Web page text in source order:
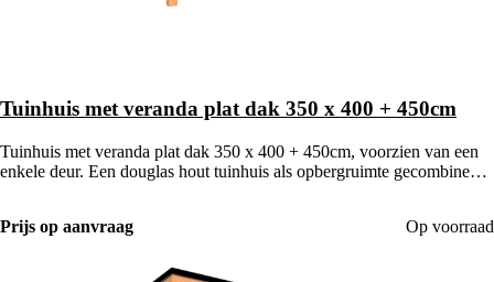
Tuinhuis met veranda plat dak 350 x 400 + 450cm
Tuinhuis met veranda plat dak 350 x 400 + 450cm, voorzien van een
enkele deur. Een douglas hout tuinhuis als opbergruimte gecombineerd
Prijs op aanvraag
Op voorraad